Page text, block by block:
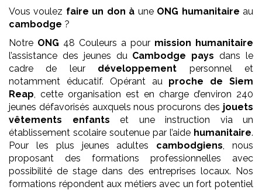
Vous voulez faire un don à une ONG humanitaire au
cambodge ?
Notre ONG 48 Couleurs a pour mission humanitaire
l’assistance des jeunes du Cambodge pays dans le
cadre de leur développement personnel et
notamment éducatif. Opérant au proche de Siem
Reap , cette organisation est en charge d’environ 240
jeunes défavorisés auxquels nous procurons des jouets
vêtements enfants et une instruction via un
établissement scolaire soutenue par l’aide humanitaire.
Pour les plus jeunes adultes cambodgiens , nous
proposant des formations professionnelles avec
possibilité de stage dans des entreprises locaux. Nos
formations répondent aux métiers avec un fort potentiel